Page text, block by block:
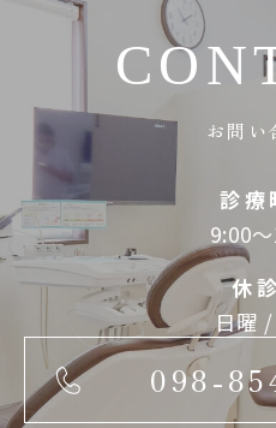
お問い
診療
9:00
休
日曜
098-